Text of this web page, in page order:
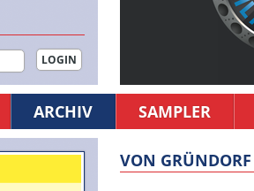
ARCHIV SAMPLER
VON